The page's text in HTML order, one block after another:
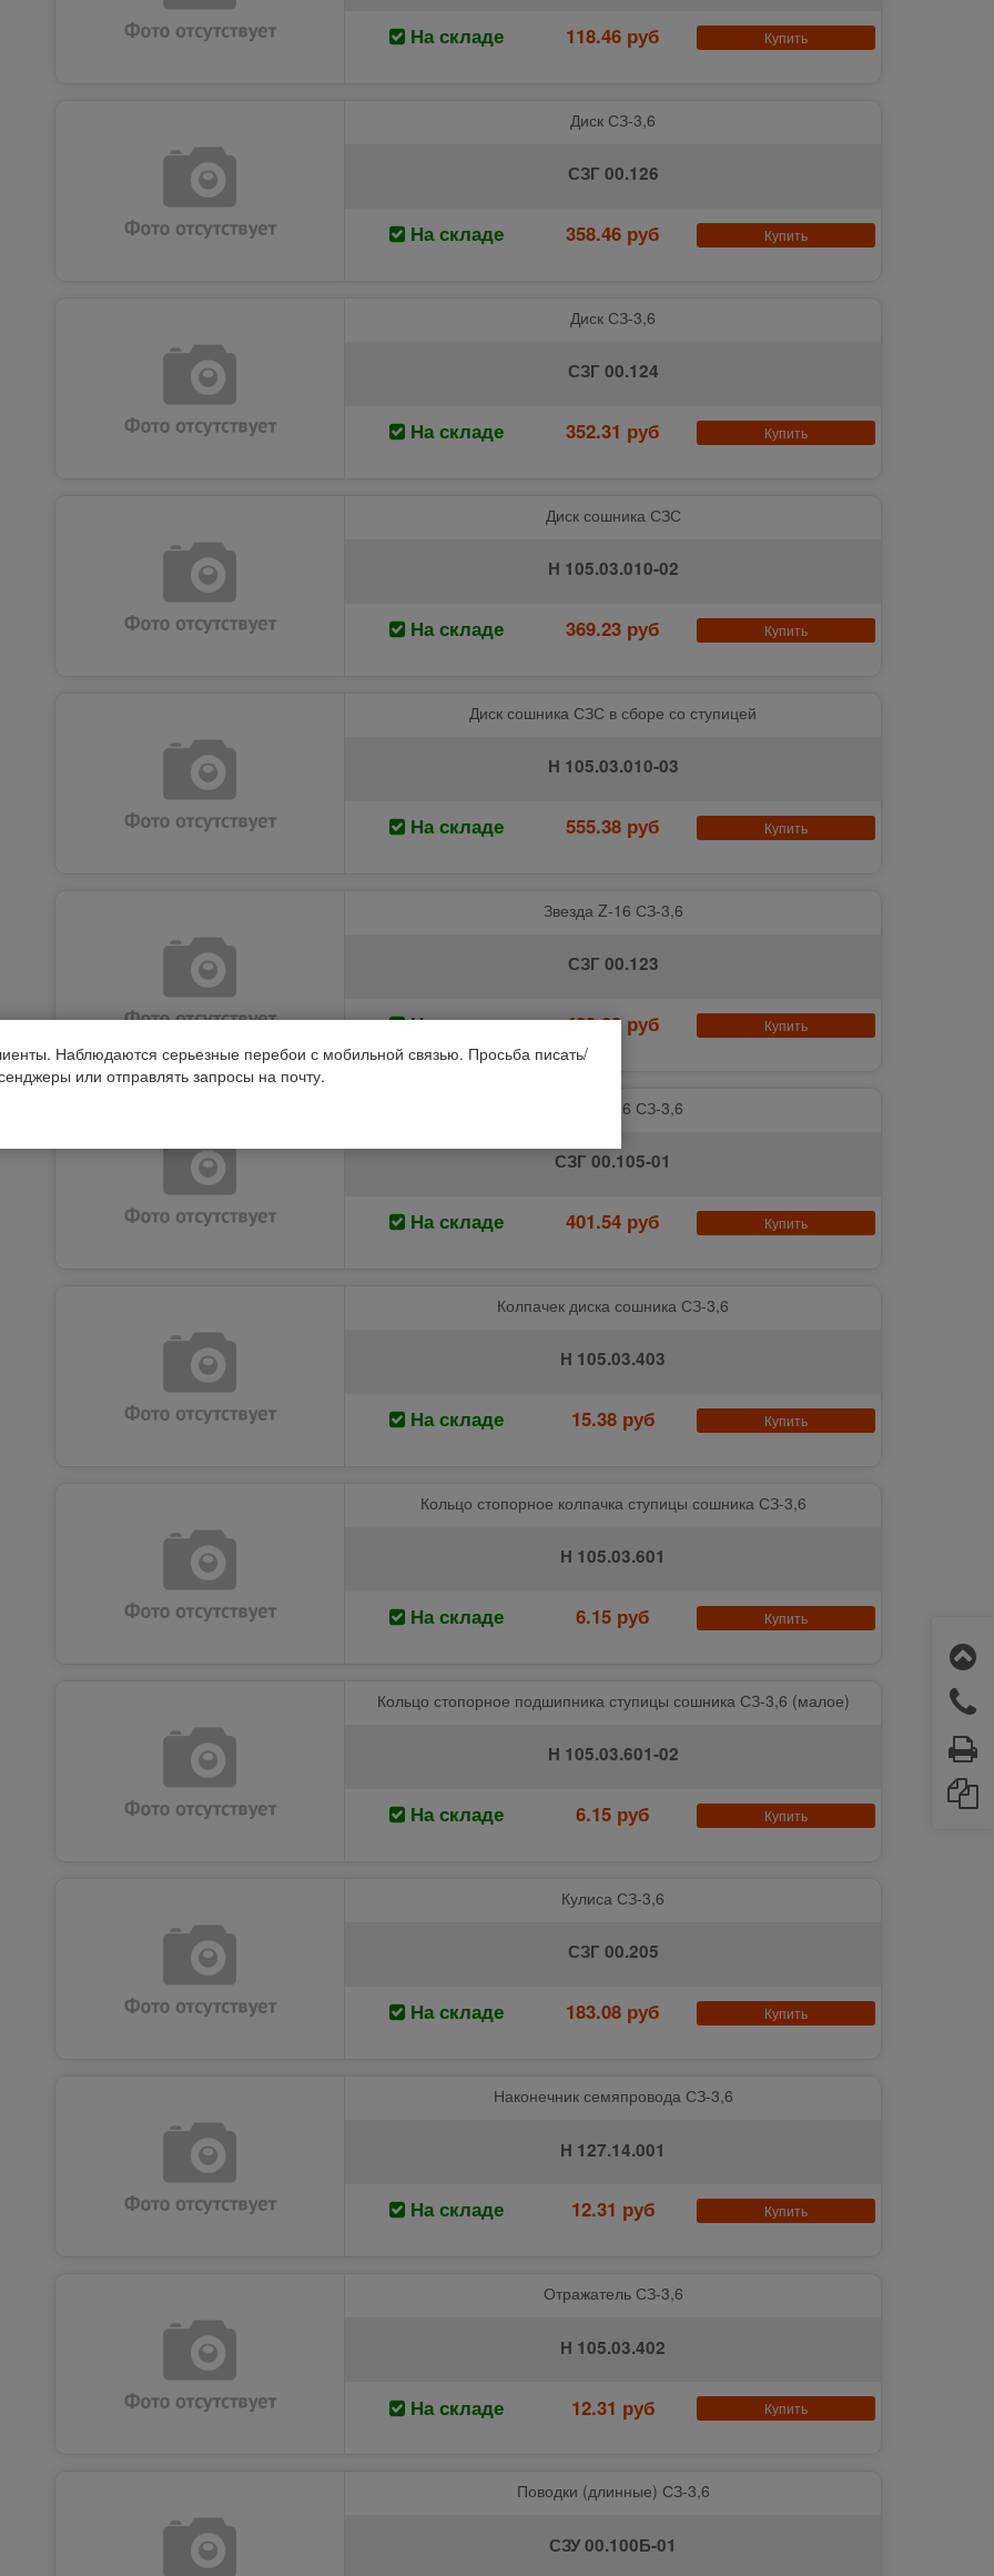
На складе 118.46 руб Купить
Диск СЗ-3,6
СЗГ 00.126
На складе 358.46 руб Купить
Диск СЗ-3,6
СЗГ 00.124
На складе 352.31 руб Купить
Диск сошника СЗС
Н 105.03.010-02
На складе 369.23 руб Купить
Диск сошника СЗС в сборе со ступицей
Н 105.03.010-03
На складе 555.38 руб Купить
Звезда Z-16 СЗ-3,6
СЗГ 00.123
На складе 423.08 руб Купить
Звезда Z-16 СЗ-3,6
СЗГ 00.105-01
На складе 401.54 руб Купить
Колпачек диска сошника СЗ-3,6
Н 105.03.403
На складе 15.38 руб Купить
Кольцо стопорное колпачка ступицы сошника СЗ-3,6
Н 105.03.601
На складе 6.15 руб Купить
Кольцо стопорное подшипника ступицы сошника СЗ-3,6 (малое)
Н 105.03.601-02
На складе 6.15 руб Купить
Кулиса СЗ-3,6
СЗГ 00.205
На складе 183.08 руб Купить
Наконечник семяпровода СЗ-3,6
Н 127.14.001
На складе 12.31 руб Купить
Отражатель СЗ-3,6
Н 105.03.402
На складе 12.31 руб Купить
Поводки (длинные) СЗ-3,6
СЗУ 00.100Б-01
Наблюдаются серьезные перебои с мобильной связью. Просьба писать/
или отправлять запросы на почту.